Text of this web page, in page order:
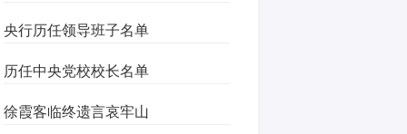
央行历任领导班子名单
历任中央党校校长名单
徐霞客临终遗言哀牢山